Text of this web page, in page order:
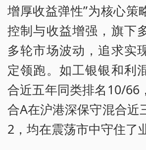
增厚收益弹性”为核心策
控制与收益增强，旗下
多轮市场波动，追求实
定领跑。如工银银和利
合近五年同类排名10/66
合A在沪港深保守混合近
2，均在震荡市中守住了